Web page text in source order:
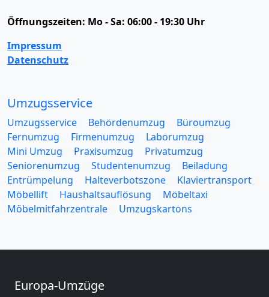
Öffnungszeiten: Mo - Sa: 06:00 - 19:30 Uhr
Impressum
Datenschutz
Umzugsservice
Umzugsservice Behördenumzug
Büroumzug
Fernumzug
Firmenumzug
Laborumzug
Mini Umzug
Praxisumzug
Privatumzug
Seniorenumzug
Studentenumzug
Beiladung
Entrümpelung
Halteverbotszone
Klaviertransport
Möbellift
Haushaltsauflösung
Möbeltaxi
Möbelmitfahrzentrale
Umzugskartons
Europa-Umzüge